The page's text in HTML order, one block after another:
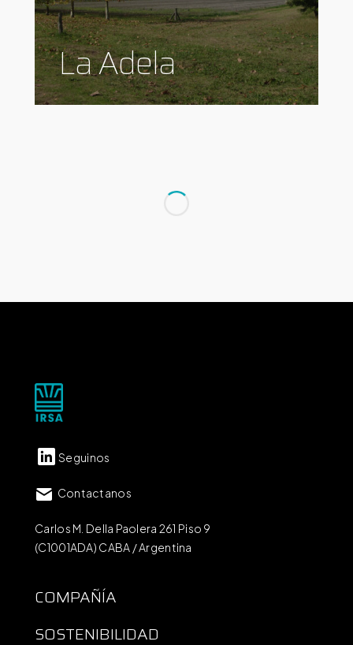
La Adela
Seguinos
Contactanos
Carlos M. Della Paolera 261 Piso 9
(C1001ADA) CABA / Argentina
COMPAÑÍA
SOSTENIBILIDAD